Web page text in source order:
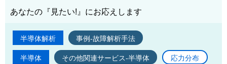
あなたの『見たい!』にお応えします
半導体解析 事例-故障解析手法
半導体 その他関連サービス-半導体 応力分布